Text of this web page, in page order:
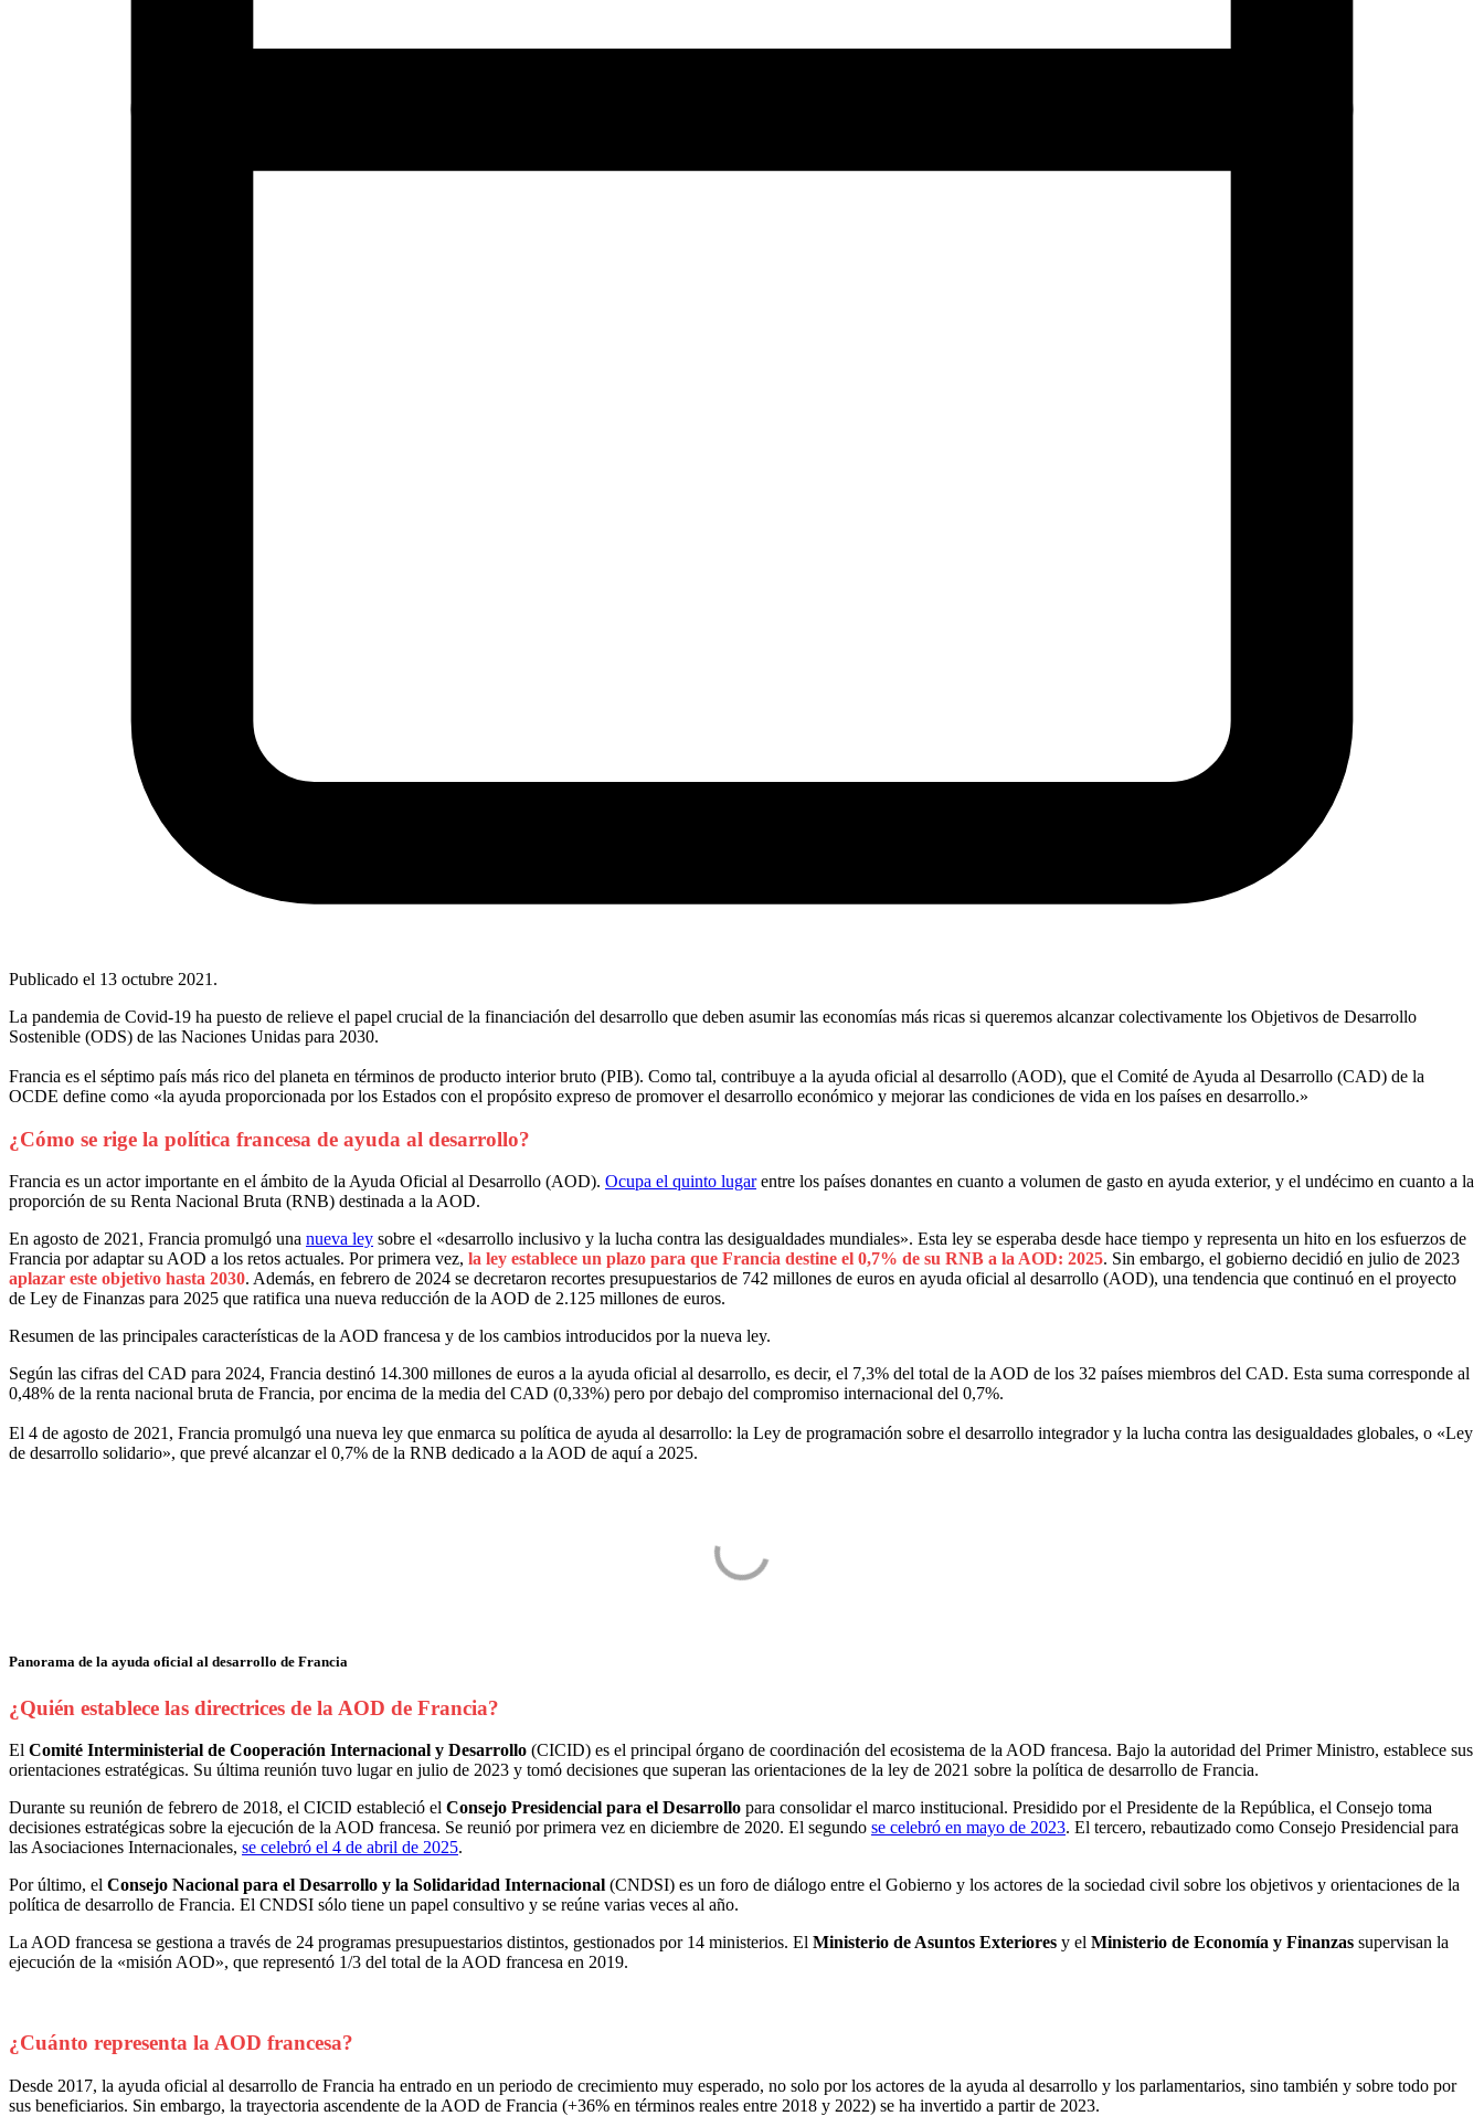
Publicado el 13 octubre 2021 .
La pandemia de Covid-19 ha puesto de relieve el papel crucial de la financiación del desarrollo que deben asumir las economías más ricas si queremos alcanzar colectivamente los Objetivos de Desarrollo
Sostenible (ODS) de las Naciones Unidas para 2030.
Francia es el séptimo país más rico del planeta en términos de producto interior bruto (PIB). Como tal, contribuye a la ayuda oficial al desarrollo (AOD), que el Comité de Ayuda al Desarrollo (CAD) de la
OCDE define como «la ayuda proporcionada por los Estados con el propósito expreso de promover el desarrollo económico y mejorar las condiciones de vida en los países en desarrollo.»
¿Cómo se rige la política francesa de ayuda al desarrollo?
Francia es un actor importante en el ámbito de la Ayuda Oficial al Desarrollo (AOD). Ocupa el quinto lugarentre los países donantes en cuanto a volumen de gasto en ayuda exterior, y el undécimo en cuanto a la
proporción de su Renta Nacional Bruta (RNB) destinada a la AOD.
En agosto de 2021, Francia promulgó una nueva ley sobre el «desarrollo inclusivo y la lucha contra las desigualdades mundiales». Esta ley se esperaba desde hace tiempo y representa un hito en los esfuerzos de
Francia por adaptar su AOD a los retos actuales. Por primera vez, la ley establece un plazo para que Francia destine el 0,7% de su RNB a la AOD: 2025. Sin embargo, el gobierno decidió en julio de 2023
aplazar este objetivo hasta 2030. Además, en febrero de 2024 se decretaron recortes presupuestarios de 742 millones de euros en ayuda oficial al desarrollo (AOD), una tendencia que continuó en el proyecto
de Ley de Finanzas para 2025 que ratifica una nueva reducción de la AOD de 2.125 millones de euros.
Resumen de las principales características de la AOD francesa y de los cambios introducidos por la nueva ley.
Según las cifras del CAD para 2024, Francia destinó 14.300 millones de euros a la ayuda oficial al desarrollo, es decir, el 7,3% del total de la AOD de los 32 países miembros del CAD. Esta suma corresponde al
0,48% de la renta nacional bruta de Francia, por encima de la media del CAD (0,33%) pero por debajo del compromiso internacional del 0,7%.
El 4 de agosto de 2021, Francia promulgó una nueva ley que enmarca su política de ayuda al desarrollo: la Ley de programación sobre el desarrollo integrador y la lucha contra las desigualdades globales, o «Ley
de desarrollo solidario», que prevé alcanzar el 0,7% de la RNB dedicado a la AOD de aquí a 2025.
Panorama de la ayuda oficial al desarrollo de Francia
¿Quién establece las directrices de la AOD de Francia?
El Comité Interministerial de Cooperación Internacional y Desarrollo (CICID) es el principal órgano de coordinación del ecosistema de la AOD francesa. Bajo la autoridad del Primer Ministro, establece sus
orientaciones estratégicas. Su última reunión tuvo lugar en julio de 2023 y tomó decisiones que superan las orientaciones de la ley de 2021 sobre la política de desarrollo de Francia.
Durante su reunión de febrero de 2018, el CICID estableció el Consejo Presidencial para el Desarrollo para consolidar el marco institucional. Presidido por el Presidente de la República, el Consejo toma
decisiones estratégicas sobre la ejecución de la AOD francesa. Se reunió por primera vez en diciembre de 2020. El segundo se celebró en mayo de 2023. El tercero, rebautizado como Consejo Presidencial para
las Asociaciones Internacionales, se celebró el 4 de abril de 2025.
Por último, el Consejo Nacional para el Desarrollo y la Solidaridad Internacional (CNDSI) es un foro de diálogo entre el Gobierno y los actores de la sociedad civil sobre los objetivos y orientaciones de la
política de desarrollo de Francia. El CNDSI sólo tiene un papel consultivo y se reúne varias veces al año.
La AOD francesa se gestiona a través de 24 programas presupuestarios distintos, gestionados por 14 ministerios. El Ministerio de Asuntos Exteriores y el Ministerio de Economía y Finanzas supervisan la
ejecución de la «misión AOD», que representó 1/3 del total de la AOD francesa en 2019.
¿Cuánto representa la AOD francesa?
Desde 2017, la ayuda oficial al desarrollo de Francia ha entrado en un periodo de crecimiento muy esperado, no solo por los actores de la ayuda al desarrollo y los parlamentarios, sino también y sobre todo por
sus beneficiarios. Sin embargo, la trayectoria ascendente de la AOD de Francia (+36% en términos reales entre 2018 y 2022) se ha invertido a partir de 2023.